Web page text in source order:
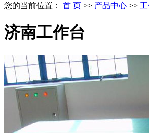
您的当前位置： 首 页 >> 产品中心 >>
济南工作台